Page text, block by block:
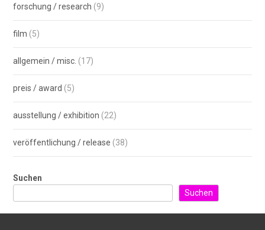
forschung / research (9)
film (5)
allgemein / misc. (17)
preis / award (5)
ausstellung / exhibition (22)
veröffentlichung / release (38)
Suchen
Suchen